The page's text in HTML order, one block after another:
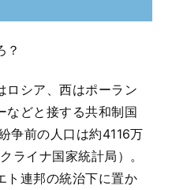
？
ロシア、西はポーラン
などと接する共和制国
争前の人口は約4116万
ライナ国家統計局）。
ト連邦の統治下に置か